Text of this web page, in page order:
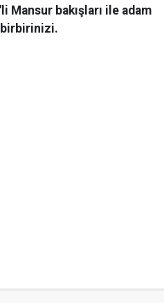
Mansur bakışları ile adam
birbirinizi.